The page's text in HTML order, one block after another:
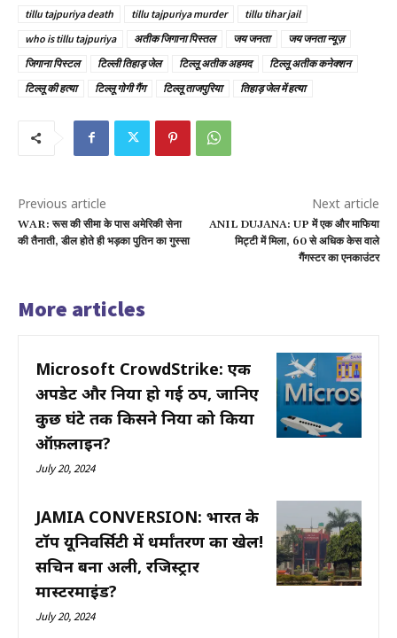
tillu tajpuriya death
tillu tajpuriya murder
tillu tihar jail
who is tillu tajpuriya
अतीक जिगाना पिस्तल जय जनता
जय जनता न्यूज़
जिगाना पिस्टल
टिल्ली तिहाड़ जेल टिल्लू अतीक अहमद
टिल्लू अतीक कनेक्शन
टिल्लू की हत्या
टिल्लू गोगी गैंग टिल्लू ताजपुरिया तिहाड़ जेल में हत्या
Previous article
WAR: रूस की सीमा के पास अमेरिकी सेना
की तैनाती, डील होते ही भड़का पुतिन का गुस्सा
Next article
ANIL DUJANA: UP में एक और माफिया
मिट्टी में मिला, 60 से अधिक केस वाले
गैंगस्टर का एनकाउंटर
More articles
Microsoft CrowdStrike: एक
अपडेट और दुनिया हो गई ठप, जानिए
कुछ घंटे तक किसने दुनिया को किया
ऑफ़लाइन?
July 20, 2024
JAMIA CONVERSION: भारत के
टॉप यूनिवर्सिटी में धर्मांतरण का खेल!
सचिन बना अली, रजिस्ट्रार
मास्टरमाइंड?
July 20, 2024